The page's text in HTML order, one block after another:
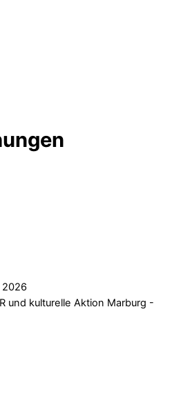
2026
und kulturelle Aktion Marburg -